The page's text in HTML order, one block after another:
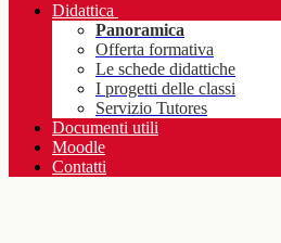
Didattica
Panoramica
Offerta formativa
Le schede didattiche
I progetti delle classi
Servizio Tutores
Documenti utili
Moodle
Contatti